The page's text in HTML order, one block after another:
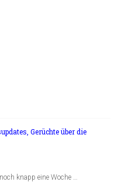
Gerüchte über die
knapp eine Woche …